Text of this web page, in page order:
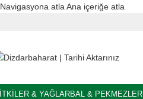
Navigasyona atla Ana içeriğe atla
& YAĞLARBAL & PEKMEZLER